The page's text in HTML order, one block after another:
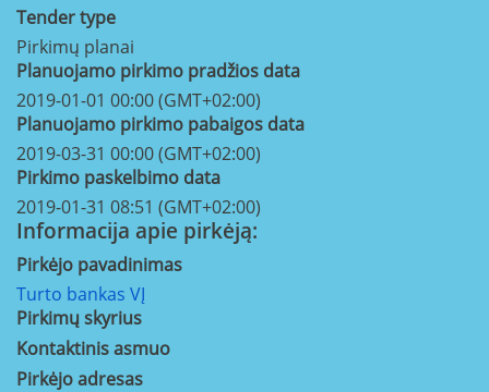
Tender type
Pirkimų planai
Planuojamo pirkimo pradžios data
2019-01-01 00:00 (GMT+02:00)
Planuojamo pirkimo pabaigos data
2019-03-31 00:00 (GMT+02:00)
Pirkimo paskelbimo data
2019-01-31 08:51 (GMT+02:00)
Informacija apie pirkėją:
Pirkėjo pavadinimas
Turto bankas VĮ
Pirkimų skyrius
Kontaktinis asmuo
Pirkėjo adresas